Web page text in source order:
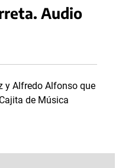
Audio
y Alfredo Alfonso que
de Música